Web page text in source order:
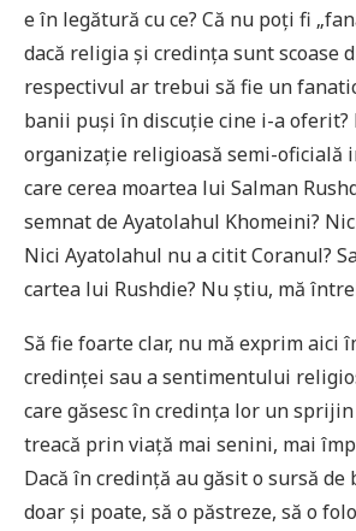
e în legătură cu ce? Că nu poți fi
dacă religia și credința sunt scoase
respectivul ar trebui să fie un
banii puși în discuție cine i-a oferit?
organizație religioasă semi-oficială
care cerea moartea lui Salman
semnat de Ayatolahul Khomeini?
Nici Ayatolahul nu a citit Coranul?
cartea lui Rushdie? Nu știu, mă
Să fie foarte clar, nu mă exprim aici
credinței sau a sentimentului
care găsesc în credința lor un
treacă prin viață mai senini, mai
Dacă în credință au găsit o sursă de
doar și poate, să o păstreze, să o